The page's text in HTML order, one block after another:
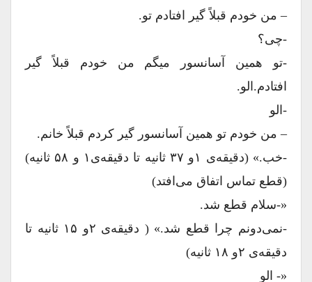
– من خودم قبلاً گیر افتادم تو.
-چی؟
-تو همین آسانسور میگم من خودم قبلاً گیر
افتادم.الو.
-الو
– من خودم تو همین آسانسور گیر کردم قبلاً خانم.
-خب.» (دقیقه‌ی ۱و ۳۷ ثانیه تا دقیقه‌ی۱ و ۵۸ ثانیه)
(قطع تماس اتفاق می‌افتد)
«-سلام قطع شد.
-نمی‌دونم چرا قطع شد.» ( دقیقه‌ی ۲و ۱۵ ثانیه تا
دقیقه‌ی ۲و ۱۸ ثانیه)
«- الو